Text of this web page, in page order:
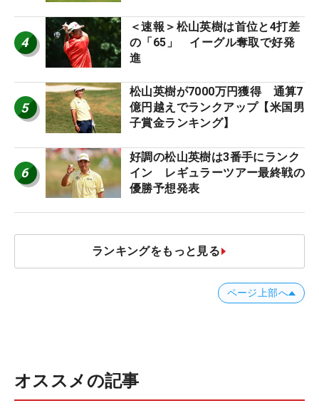
4
＜速報＞松山英樹は首位と4打差
の「65」 イーグル奪取で好発
進
5
松山英樹が7000万円獲得 通算7
億円越えでランクアップ【米国男
子賞金ランキング】
6
好調の松山英樹は3番手にランク
イン レギュラーツアー最終戦の
優勝予想発表
ランキングをもっと見る
ページ上部へ
オススメの記事